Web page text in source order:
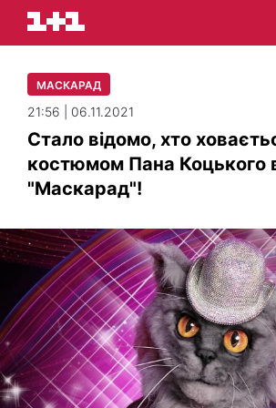
МАСКАРАД
21:56 | 06.11.2021
Стало відомо, хто
костюмом Пана Коцького
"Маскарад"!